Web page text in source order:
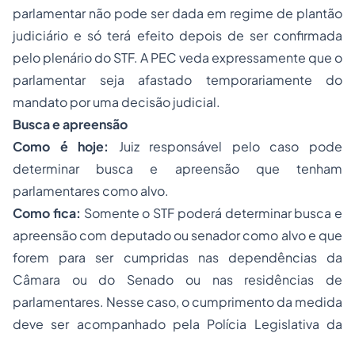
parlamentar não pode ser dada em regime de plantão
judiciário e só terá efeito depois de ser confirmada
pelo plenário do STF. A PEC veda expressamente que o
parlamentar seja afastado temporariamente do
mandato por uma decisão judicial.
Busca e apreensão
Como é hoje:
Juiz responsável pelo caso pode
determinar busca e apreensão que tenham
parlamentares como alvo.
Como fica: Somente o STF poderá determinar busca e
apreensão com deputado ou senador como alvo e que
forem para ser cumpridas nas dependências da
Câmara ou do Senado ou nas residências de
parlamentares. Nesse caso, o cumprimento da medida
deve ser acompanhado pela Polícia Legislativa da